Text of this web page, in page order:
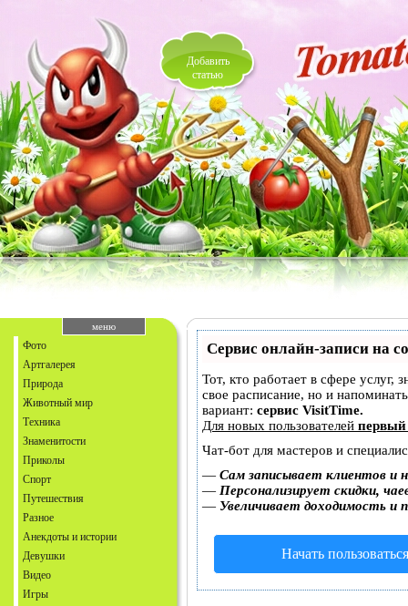
Добавить
статью
меню
Фото
Артгалерея
Природа
Животный мир
Техника
Знаменитости
Приколы
Спорт
Путешествия
Разное
Анекдоты и истории
Девушки
Видео
Игры
Сервис онлайн-записи на
Тот, кто работает в сфере услуг,
свое расписание, но и
вариант: сервис VisitTime.
Для новых пользователей первый
Чат-бот для мастеров и
— Сам записывает клиентов и
— Персонализирует скидки,
— Увеличивает доходимость и
Начать